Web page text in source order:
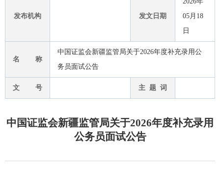
发布机构 发文日期
05月18
日
名 称
中国证监会新疆监管局关于2026年度补充录用公
务员面试公告
文 号 主 题 词
中国证监会新疆监管局关于2026年度补充录用
公务员面试公告